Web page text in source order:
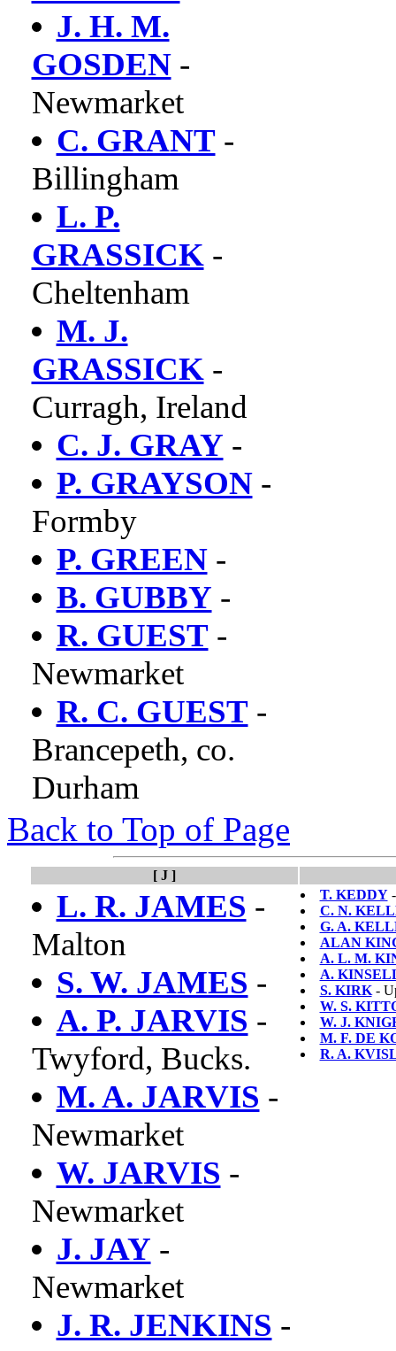
J. H. M.
GOSDEN-
Newmarket
C. GRANT-
Billingham
L. P.
GRASSICK-
Cheltenham
M. J.
GRASSICK-
Curragh, Ireland
C. J. GRAY -
P. GRAYSON-
Formby
P. GREEN-
B. GUBBY -
R. GUEST-
Newmarket
R. C. GUEST-
Brancepeth, co.
Durham
Back to Top of Page
[ J ]
L. R. JAMES -
Malton
S. W. JAMES -
A. P. JARVIS -
Twyford, Bucks.
M. A. JARVIS -
Newmarket
W. JARVIS -
Newmarket
J. JAY -
Newmarket
J. R. JENKINS -
T. KEDDY-
C. N.
G. A.
ALAN
A. L. M.
A.
S. KIRK-
W. S.
W. J.
M. F. DE
R. A.